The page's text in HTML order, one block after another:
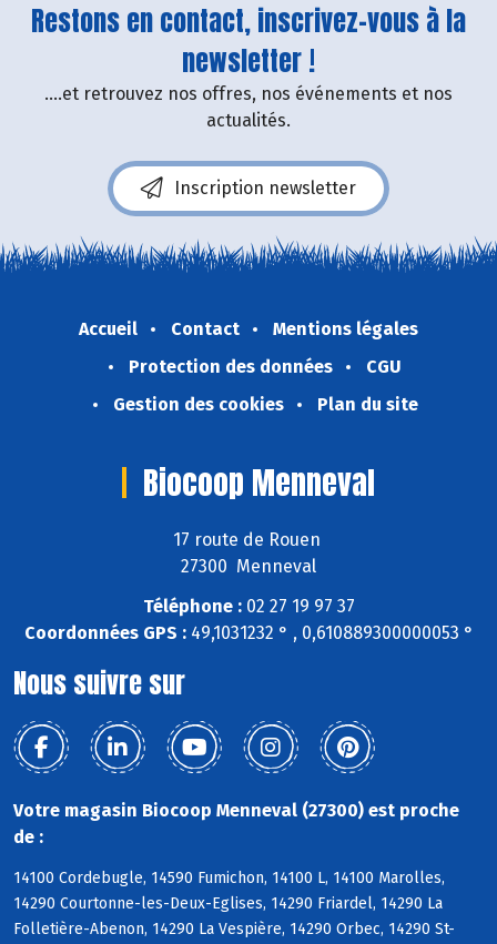
Restons en contact, inscrivez-vous à la
newsletter !
....et retrouvez nos offres, nos événements et nos
actualités.
Inscription newsletter
Accueil Contact
Mentions légales
Protection des données
CGU
Gestion des cookies
Plan du site
Biocoop Menneval
17 route de Rouen
27300 Menneval
Téléphone :02 27 19 97 37
Coordonnées GPS :49,1031232 ° , 0,610889300000053 °
Nous suivre sur
Votre magasin Biocoop Menneval (27300) est proche
de :
14100 Cordebugle, 14590 Fumichon, 14100 L, 14100 Marolles,
14290 Courtonne-les-Deux-Eglises, 14290 Friardel, 14290 La
Folletière-Abenon, 14290 La Vespière, 14290 Orbec, 14290 St-